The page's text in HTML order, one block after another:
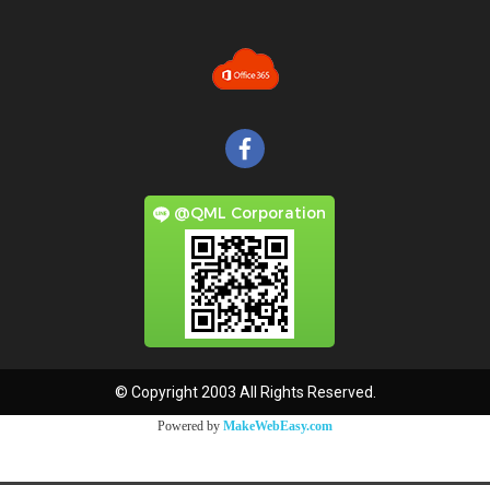
@QML Corporation
© Copyright 2003 All Rights Reserved.
Powered by MakeWebEasy.com